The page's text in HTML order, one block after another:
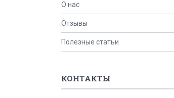
О нас
Отзывы
Полезные статьи
КОНТАКТЫ